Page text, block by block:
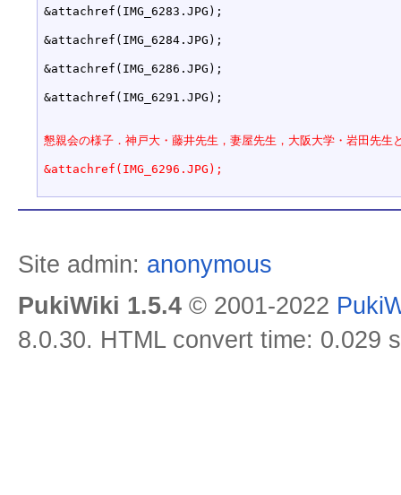
&attachref(IMG_6283.JPG);
&attachref(IMG_6284.JPG);
&attachref(IMG_6286.JPG);
&attachref(IMG_6291.JPG);
懇親会の様子．神戸大・藤井先生，妻屋先生，大阪大学・岩田先生
&attachref(IMG_6296.JPG);
Site admin: anonymous
PukiWiki 1.5.4 © 2001-2022
8.0.30. HTML convert time: 0.029